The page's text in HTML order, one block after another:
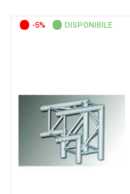
-5% DISPONIBILE